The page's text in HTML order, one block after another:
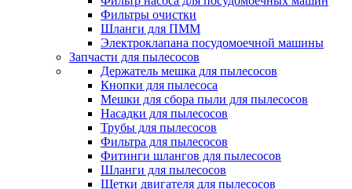
Фильтры очистки
Шланги для ПММ
Электроклапана посудомоечной машины
Запчасти для пылесосов
Держатель мешка для пылесосов
Кнопки для пылесоса
Мешки для сбора пыли для пылесосов
Насадки для пылесосов
Трубы для пылесосов
Фильтра для пылесосов
Фитинги шлангов для пылесосов
Шланги для пылесосов
Щетки двигателя для пылесосов